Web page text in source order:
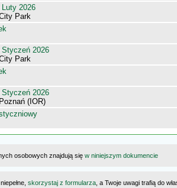
Luty 2026
Park
Styczeń 2026
Park
Styczeń 2026
(IOR)
osobowych znajdują się w niniejszym dokumencie
skorzystaj z formularza , a Twoje uwagi trafią do